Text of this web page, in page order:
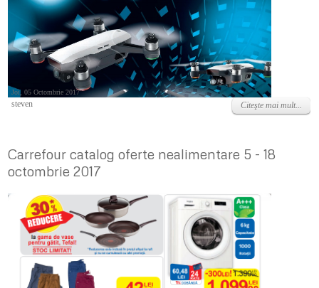
Joi, 05 Octombrie 2017
steven Citeşte mai mult...
Carrefour catalog oferte nealimentare 5 - 18
octombrie 2017